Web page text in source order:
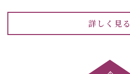
詳しく見る